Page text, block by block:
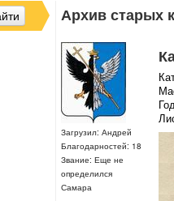
Архив старых
Загрузил: Андрей
Благодарностей: 18
Звание: Еще не
определился
Самара